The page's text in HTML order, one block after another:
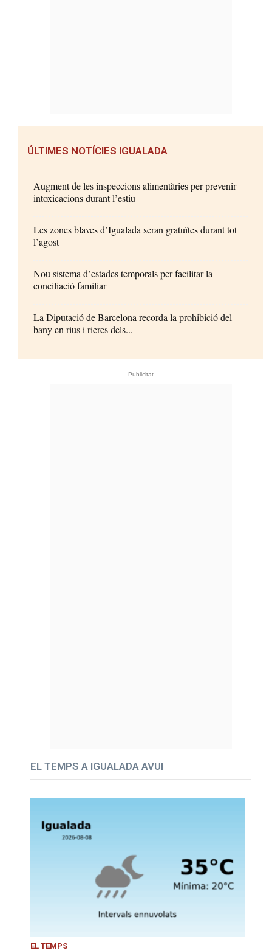
ÚLTIMES NOTÍCIES IGUALADA
Augment de les inspeccions alimentàries per prevenir
intoxicacions durant l’estiu
Les zones blaves d’Igualada seran gratuïtes durant tot
l’agost
Nou sistema d’estades temporals per facilitar la
conciliació familiar
La Diputació de Barcelona recorda la prohibició del
bany en rius i rieres dels...
- Publicitat -
EL TEMPS A IGUALADA AVUI
EL TEMPS